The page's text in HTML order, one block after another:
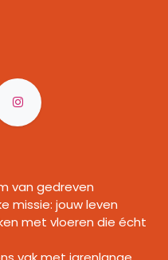
van gedreven
missie: jouw leven
met vloeren die écht